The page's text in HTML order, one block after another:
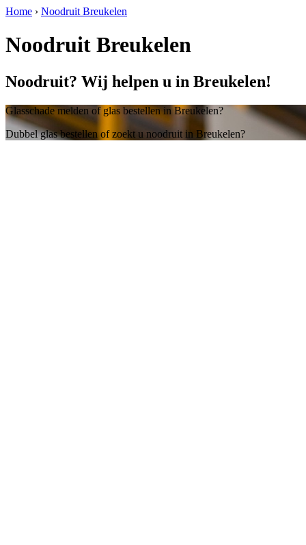
Home › Noodruit Breukelen
Noodruit Breukelen
Noodruit? Wij helpen u in Breukelen!
Glasschade melden of glas bestellen in Breukelen?
Dubbel glas bestellen of zoekt u noodruit in Breukelen?